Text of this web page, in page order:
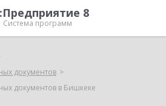
8
Система программ
документов
документов в Бишкеке